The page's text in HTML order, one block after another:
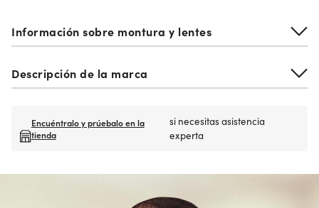
Información sobre montura y lentes
Descripción de la marca
Encuéntralo y prúebalo en la
tienda
si necesitas asistencia
experta